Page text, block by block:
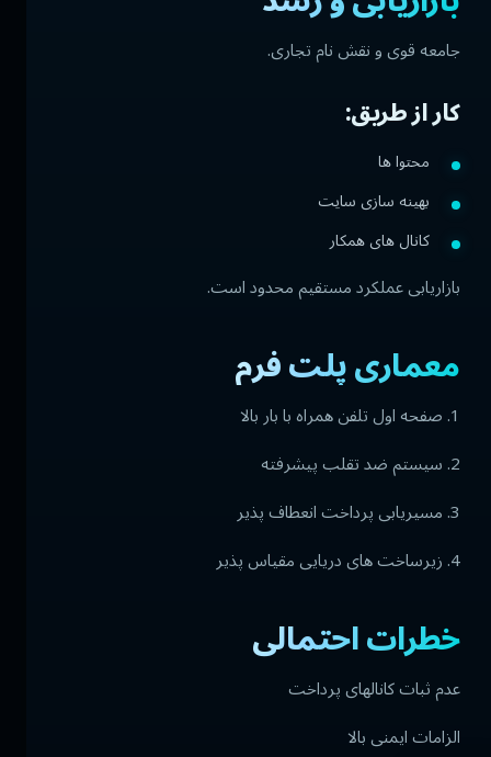
جامعه قوی و نقش نام تجاری.
کار از طریق:
محتوا ها
بهینه سازی سایت
کانال های همکار
بازاریابی عملکرد مستقیم محدود است.
معماری پلت فرم
1. صفحه اول تلفن همراه با بار بالا
2. سیستم ضد تقلب پیشرفته
3. مسیریابی پرداخت انعطاف پذیر
4. زیرساخت های دریایی مقیاس پذیر
خطرات احتمالی
عدم ثبات کانالهای پرداخت
الزامات ایمنی بالا